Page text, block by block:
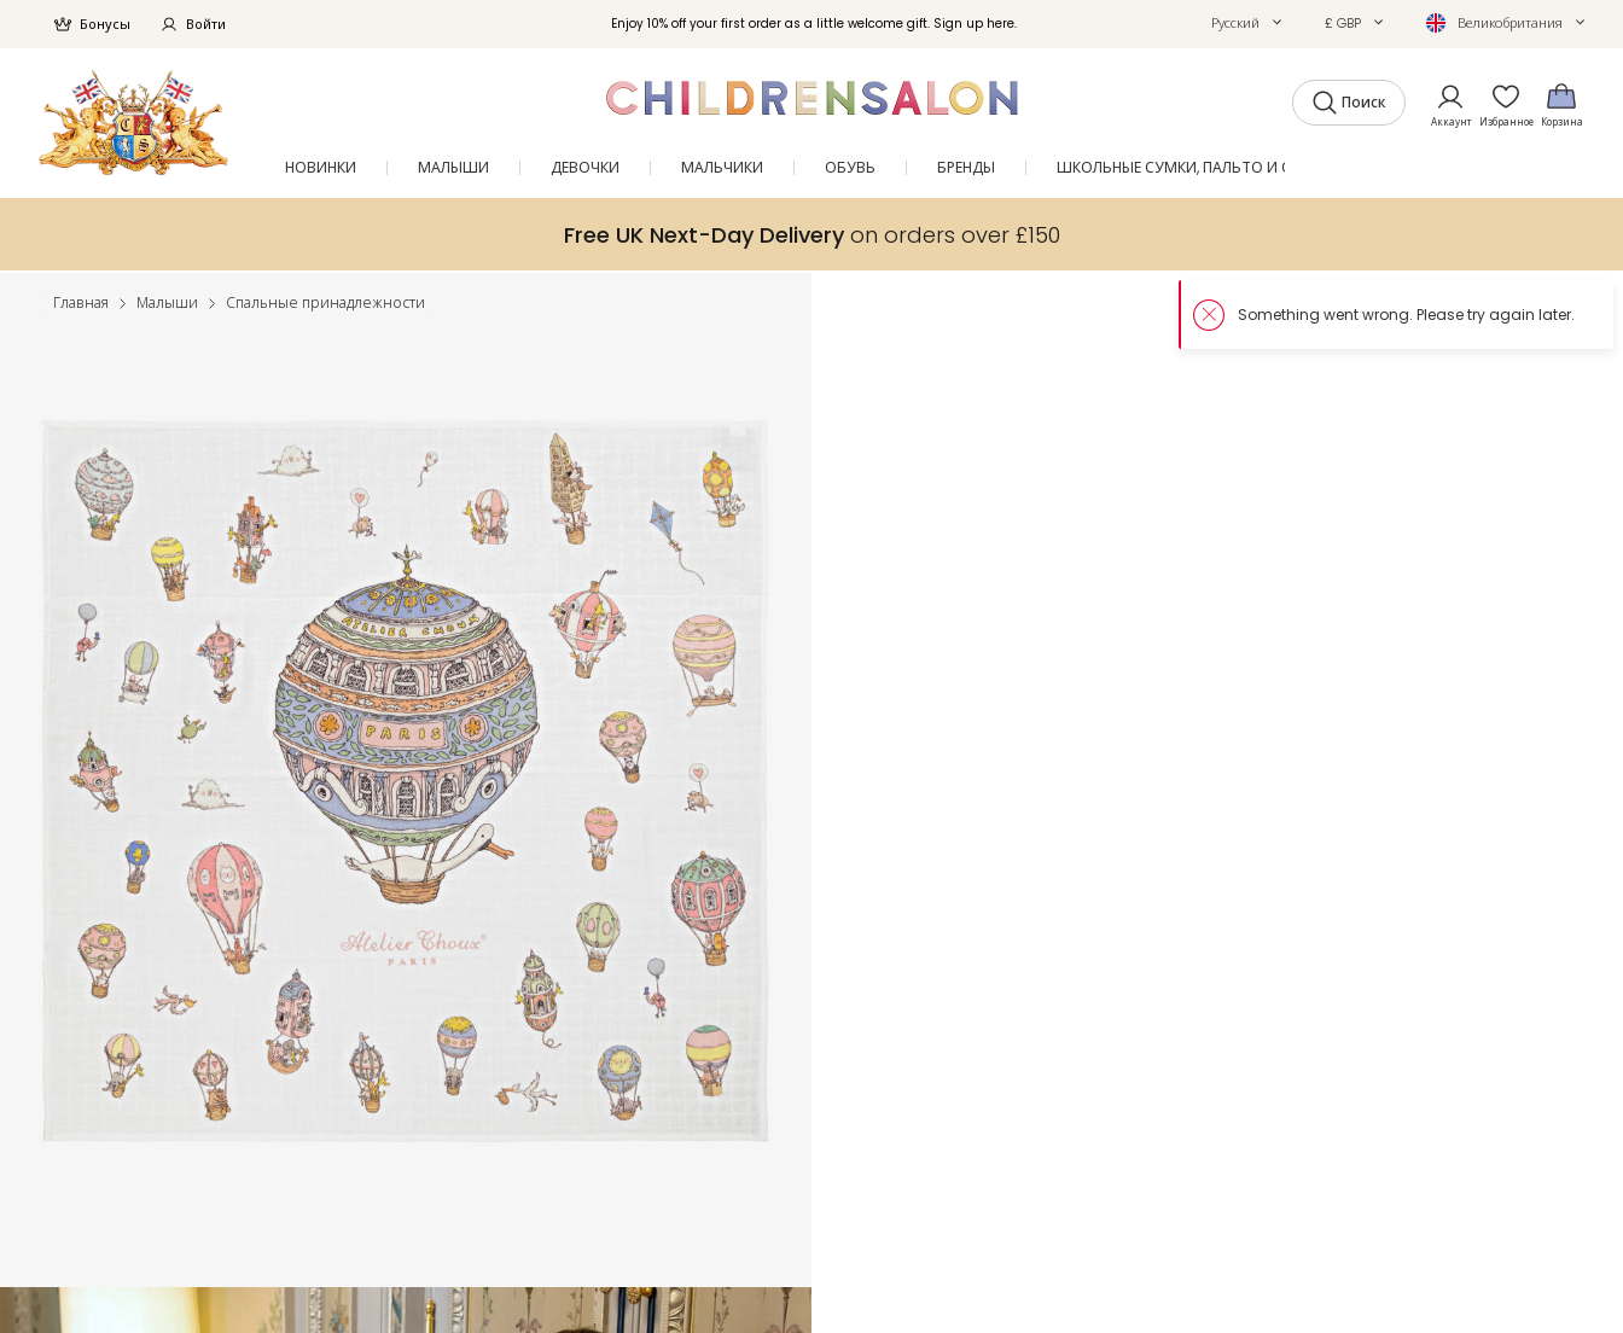
Enjoy 10% off your first order as a little welcome gift. Sign up here.
Бонусы Войти Русский £ GBP Великобритания
Поиск
Аккаунт Избранное Корзина
НОВИНКИ МАЛЫШИ ДЕВОЧКИ МАЛЬЧИКИ ОБУВЬ БРЕНДЫ ШКОЛЬНЫЕ СУМКИ, ПАЛЬТО И ОБУВЬ
Free UK Next-Day Deliveryon orders over £150
Главная Малыши Спальные принадлежности